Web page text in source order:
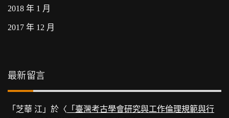
2018 年 1 月
2017 年 12 月
最新留言
「 芝華 江 」於〈 「臺灣考古學會研究與工作倫理規範與行